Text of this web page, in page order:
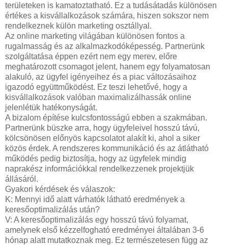
területeken is kamatoztatható. Ez a tudásátadás különösen
értékes a kisvállalkozások számára, hiszen sokszor nem
rendelkeznek külön marketing osztállyal.
Az online marketing világában különösen fontos a
rugalmasság és az alkalmazkodóképesség. Partnerünk
szolgáltatása éppen ezért nem egy merev, előre
meghatározott csomagot jelent, hanem egy folyamatosan
alakuló, az ügyfel igényeihez és a piac változásaihoz
igazodó együttműködést. Ez teszi lehetővé, hogy a
kisvállalkozások valóban maximalizálhassák online
jelenlétük hatékonyságát.
A bizalom építése kulcsfontosságú ebben a szakmában.
Partnerünk büszke arra, hogy ügyfeleivel hosszú távú,
kölcsönösen előnyös kapcsolatot alakít ki, ahol a siker
közös érdek. A rendszeres kommunikáció és az átlátható
működés pedig biztosítja, hogy az ügyfelek mindig
naprakész információkkal rendelkezzenek projektjük
állásáról.
Gyakori kérdések és válaszok:
K: Mennyi idő alatt várhatók látható eredmények a
keresőoptimalizálás után?
V: A keresőoptimalizálás egy hosszú távú folyamat,
amelynek első kézzelfogható eredményei általában 3-6
hónap alatt mutatkoznak meg. Ez természetesen függ az